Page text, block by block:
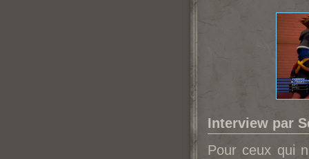
Interview par S
Pour ceux qui